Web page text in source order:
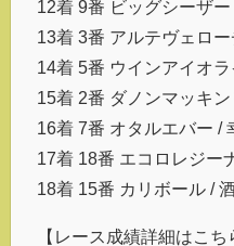
12着 9番 ビッグシーザー
13着 3番 アルテヴェロ
14着 5番 ウインアイオ
15着 2番 ダノンマッキ
16着 7番 オタルエバー /
17着 18番 エコロレジー
18着 15番 カリボール /
【レース成績詳細はこち